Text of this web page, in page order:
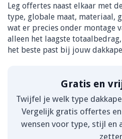
Leg offertes naast elkaar met
type, globale maat, materiaal,
wat er precies onder montage
alleen het laagste
het beste past bij jouw
Gratis en
Twijfel je welk type
Vergelijk gratis offertes
wensen voor type, stijl en